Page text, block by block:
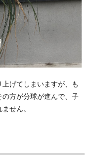
げてしまいますが、も
方が分球が進んで、子
せん。